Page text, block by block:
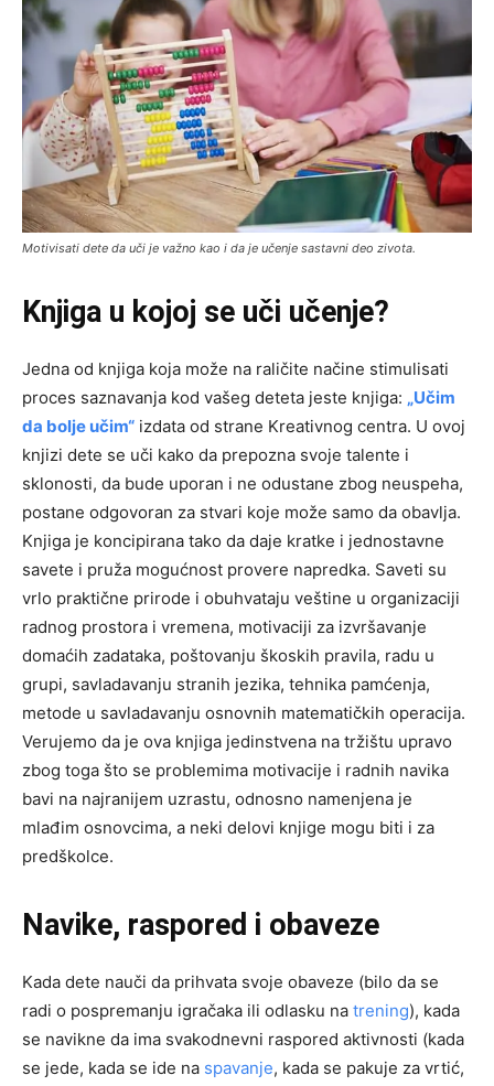
Motivisati dete da uči je važno kao i da je učenje sastavni deo zivota.
Knjiga u kojoj se uči učenje?
Jedna od knjiga koja može na raličite načine stimulisati
proces saznavanja kod vašeg deteta jeste knjiga: „Učim
da bolje učim“ izdata od strane Kreativnog centra. U ovoj
knjizi dete se uči kako da prepozna svoje talente i
sklonosti, da bude uporan i ne odustane zbog neuspeha,
postane odgovoran za stvari koje može samo da obavlja.
Knjiga je koncipirana tako da daje kratke i jednostavne
savete i pruža mogućnost provere napredka. Saveti su
vrlo praktične prirode i obuhvataju veštine u organizaciji
radnog prostora i vremena, motivaciji za izvršavanje
domaćih zadataka, poštovanju škoskih pravila, radu u
grupi, savladavanju stranih jezika, tehnika pamćenja,
metode u savladavanju osnovnih matematičkih operacija.
Verujemo da je ova knjiga jedinstvena na tržištu upravo
zbog toga što se problemima motivacije i radnih navika
bavi na najranijem uzrastu, odnosno namenjena je
mlađim osnovcima, a neki delovi knjige mogu biti i za
predškolce.
Navike, raspored i obaveze
Kada dete nauči da prihvata svoje obaveze (bilo da se
radi o pospremanju igračaka ili odlasku na trening), kada
se navikne da ima svakodnevni raspored aktivnosti (kada
se jede, kada se ide na spavanje, kada se pakuje za vrtić,